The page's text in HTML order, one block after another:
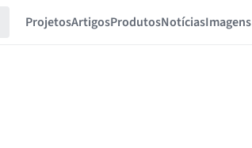
ProjetosArtigosProdutosNotíciasImagens